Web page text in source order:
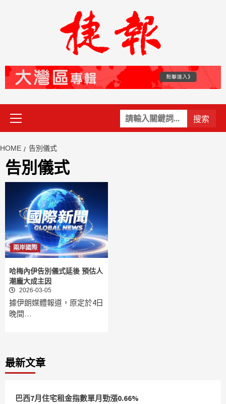
關
鍵
Primary
Menu
HOME 告別儀式
告別儀式
兩岸國際
哈梅內伊告別儀式延後 預估人
潮龐大成主因
2026-03-05
據伊朗媒體報道，原定於4日
晚間…
最新文章
巴西7月住宅租金指數單月勁漲0.66%